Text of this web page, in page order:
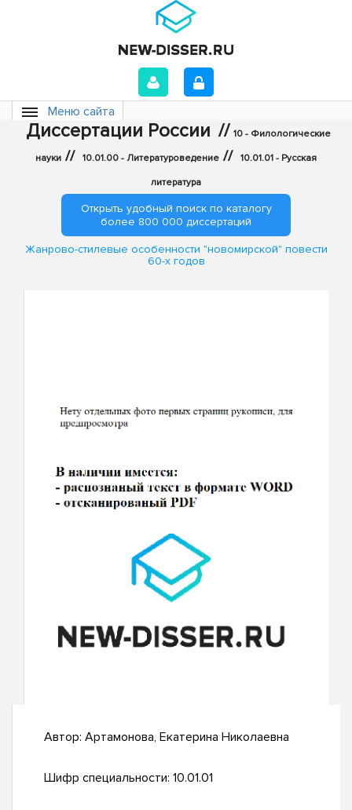
Меню сайта
Диссертации России // 10 - Филологические
науки // 10.01.00 - Литературоведение // 10.01.01 - Русская
литература
Открыть удобный поиск по каталогу
более 800 000 диссертаций
Жанрово-стилевые особенности "новомирской" повести
60-х годов
Автор: Артамонова, Екатерина Николаевна
Шифр специальности: 10.01.01